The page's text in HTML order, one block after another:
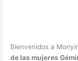
Bienvenidos a
de las mujeres